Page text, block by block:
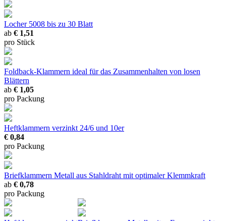
Locher 5008 bis zu 30 Blatt
ab € 1,51
pro Stück
Foldback-Klammern ideal für das Zusammenhalten von losen
Blättern
ab € 1,05
pro Packung
Heftklammern verzinkt 24/6 und 10er
€ 0,84
pro Packung
Briefklammern Metall aus Stahldraht mit optimaler Klemmkraft
ab € 0,78
pro Packung